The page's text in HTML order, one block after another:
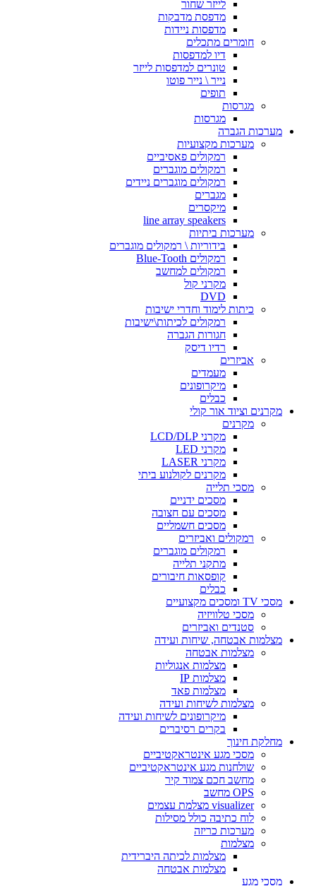
לייזר שחור
מדפסת מדבקות
מדפסות ניידות
חומרים מתכלים
דיו למדפסות
טונרים למדפסות לייזר
נייר \ נייר פוטו
תופים
מגרסות
מגרסות
מערכות הגברה
מערכות מקצועיות
רמקולים פאסיביים
רמקולים מוגברים
רמקולים מוגברים ניידים
מגברים
מיקסרים
line array speakers
מערכות ביתיות
בידוריות \ רמקולים מוגברים
רמקולים Blue-Tooth
רמקולים למחשב
מקרני קול
DVD
כיתות לימוד וחדרי ישיבות
רמקולים לכיתות\ישיבות
חגורות הגברה
רדיו דיסק
אביזרים
מעמדים
מיקרופונים
כבלים
מקרנים וציוד אור קולי
מקרנים
מקרני LCD/DLP
מקרני LED
מקרני LASER
מקרנים לקולנוע ביתי
מסכי תלייה
מסכים ידניים
מסכים עם חצובה
מסכים חשמליים
רמקולים ואביזרים
רמקולים מוגברים
מתקני תלייה
קופסאות חיבורים
כבלים
מסכי TV ומסכים מקצועיים
מסכי טלוויזיה
סטנדים ואביזרים
מצלמות אבטחה, שיחות ועידה
מצלמות אבטחה
מצלמות אנגוליות
מצלמות IP
מצלמות פאד
מצלמות לשיחות ועידה
מיקרופונים לשיחות ועידה
בקרים רסיברים
מחלקת חינוך
מסכי מגע אינטראקטיביים
שולחנות מגע אינטראקטיביים
מחשב חכם צמוד קיר
OPS מחשב
visualizer מצלמת עצמים
לוח כתיבה כולל מסילות
מערכות כריזה
מצלמות
מצלמות לכיתה היברידית
מצלמות אבטחה
מסכי מגע